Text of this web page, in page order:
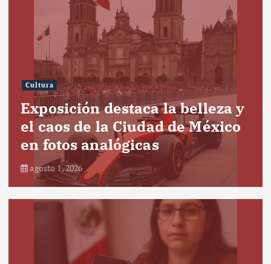
Cultura
Exposición destaca la belleza y
el caos de la Ciudad de México
en fotos analógicas
agosto 1, 2026